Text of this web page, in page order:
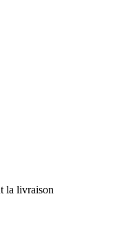
la livraison